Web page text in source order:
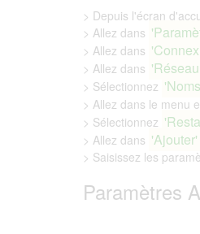
> Depuis l'écran
> Allez dans
> Allez dans
> Allez dans
> Sélectionnez
> Allez dans le menu
> Sélectionnez
> Allez dans 'Ajouter'
> Saisissez les
Paramètres